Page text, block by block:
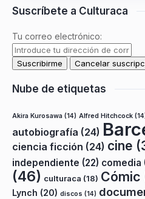
Suscríbete a Culturaca
Tu correo electrónico:
Nube de etiquetas
Akira Kurosawa (14) Alfred Hitchcock
autobiografía (24)
ciencia ficción (24) cine
independiente (22) comedia
(46) culturaca (18) Cómic
Lynch (20) discos (14)